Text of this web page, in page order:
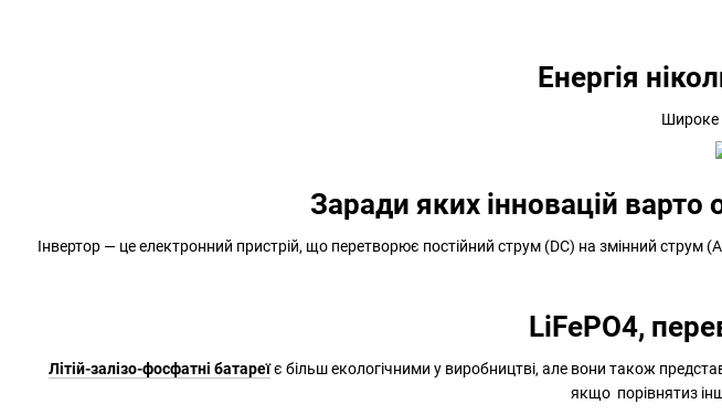
Енергія
Широке
Заради яких інновацій варто
Інвертор — це електронний пристрій, що перетворює постійний струм (DC) на змінний струм
LiFePO4,
Літій-залізо-фосфатні батареїє більш екологічними у виробництві, але вони також
якщо порівнятиз